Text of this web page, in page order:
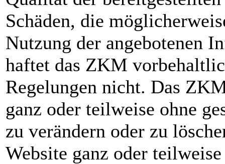
Schäden, die
Nutzung der angebotenen
haftet das ZKM
Regelungen nicht. Das
ganz oder teilweise ohne
zu verändern oder zu
Website ganz oder